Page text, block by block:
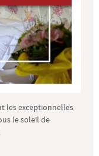
les exceptionnelles
le soleil de